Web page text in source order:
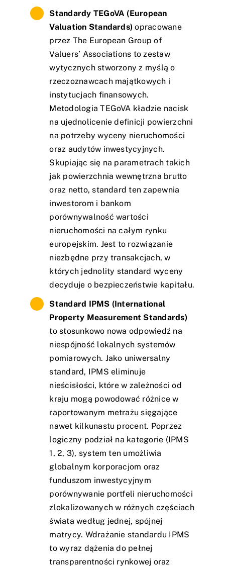
Standardy TEGoVA (European
Valuation Standards) opracowane
przez The European Group of
Valuers’ Associations to zestaw
wytycznych stworzony z myślą o
rzeczoznawcach majątkowych i
instytucjach finansowych.
Metodologia TEGoVA kładzie nacisk
na ujednolicenie definicji powierzchni
na potrzeby wyceny nieruchomości
oraz audytów inwestycyjnych.
Skupiając się na parametrach takich
jak powierzchnia wewnętrzna brutto
oraz netto, standard ten zapewnia
inwestorom i bankom
porównywalność wartości
nieruchomości na całym rynku
europejskim. Jest to rozwiązanie
niezbędne przy transakcjach, w
których jednolity standard wyceny
decyduje o bezpieczeństwie kapitału.
Standard IPMS (International
Property Measurement Standards)
to stosunkowo nowa odpowiedź na
niespójność lokalnych systemów
pomiarowych. Jako uniwersalny
standard, IPMS eliminuje
nieścisłości, które w zależności od
kraju mogą powodować różnice w
raportowanym metrażu sięgające
nawet kilkunastu procent. Poprzez
logiczny podział na kategorie (IPMS
1, 2, 3), system ten umożliwia
globalnym korporacjom oraz
funduszom inwestycyjnym
porównywanie portfeli nieruchomości
zlokalizowanych w różnych częściach
świata według jednej, spójnej
matrycy. Wdrażanie standardu IPMS
to wyraz dążenia do pełnej
transparentności rynkowej oraz